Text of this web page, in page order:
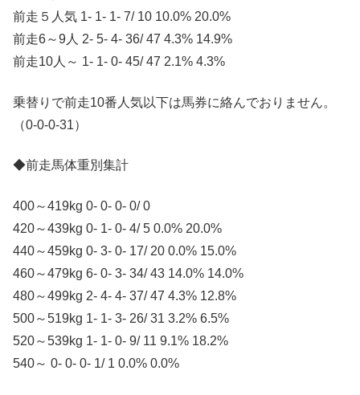
前走５人気 1- 1- 1- 7/ 10 10.0% 20.0%
前走6～9人 2- 5- 4- 36/ 47 4.3% 14.9%
前走10人～ 1- 1- 0- 45/ 47 2.1% 4.3%
乗替りで前走10番人気以下は馬券に絡んでおりません。
（0-0-0-31）
◆前走馬体重別集計
400～419kg 0- 0- 0- 0/ 0
420～439kg 0- 1- 0- 4/ 5 0.0% 20.0%
440～459kg 0- 3- 0- 17/ 20 0.0% 15.0%
460～479kg 6- 0- 3- 34/ 43 14.0% 14.0%
480～499kg 2- 4- 4- 37/ 47 4.3% 12.8%
500～519kg 1- 1- 3- 26/ 31 3.2% 6.5%
520～539kg 1- 1- 0- 9/ 11 9.1% 18.2%
540～ 0- 0- 0- 1/ 1 0.0% 0.0%